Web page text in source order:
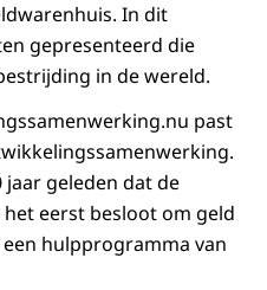
In dit
gepresenteerd die
in de wereld.
past
jaar geleden dat de
eerst besloot om geld
hulpprogramma van